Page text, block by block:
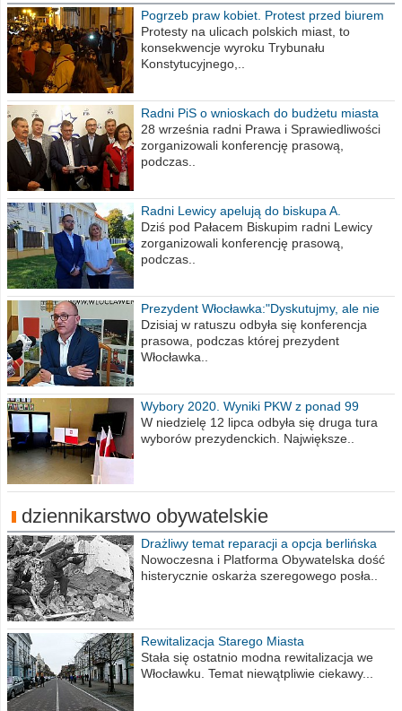
Pogrzeb praw kobiet. Protest przed biurem
poselskim PiS
Protesty na ulicach polskich miast, to
konsekwencje wyroku Trybunału
Konstytucyjnego,..
Radni PiS o wnioskach do budżetu miasta
na 2021 rok
28 września radni Prawa i Sprawiedliwości
zorganizowali konferencję prasową,
podczas..
Radni Lewicy apelują do biskupa A.
Wiesława Meringa
Dziś pod Pałacem Biskupim radni Lewicy
zorganizowali konferencję prasową,
podczas..
Prezydent Włocławka:"Dyskutujmy, ale nie
obrażajmy się”
Dzisiaj w ratuszu odbyła się konferencja
prasowa, podczas której prezydent
Włocławka..
Wybory 2020. Wyniki PKW z ponad 99
procent obwodów
W niedzielę 12 lipca odbyła się druga tura
wyborów prezydenckich. Największe..
dziennikarstwo obywatelskie
Drażliwy temat reparacji a opcja berlińska
Nowoczesna i Platforma Obywatelska dość
histerycznie oskarża szeregowego posła..
Rewitalizacja Starego Miasta
Stała się ostatnio modna rewitalizacja we
Włocławku. Temat niewątpliwie ciekawy...